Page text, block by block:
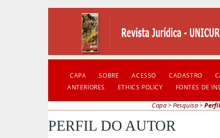
CAPA SOBRE ACESSO CADASTRO
ANTERIORES
ETHICS POLICY FONTES DE
Capa>Pesquisa>
PERFIL DO AUTOR